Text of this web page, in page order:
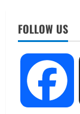
FOLLOW US